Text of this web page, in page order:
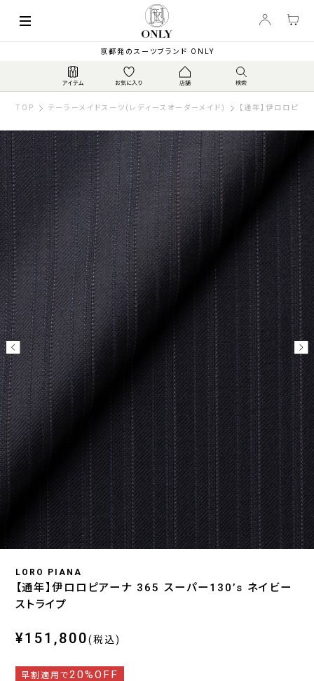
京都発のスーツブランド ONLY
TOP テーラーメイドスーツ(レディースオーダーメイド) 【通年】伊ロロピ
LORO PIANA
【通年】伊ロロピアーナ 365 スーパー130’s ネイビー
ストライプ
¥151,800(税込)
早割適用で20%OFF